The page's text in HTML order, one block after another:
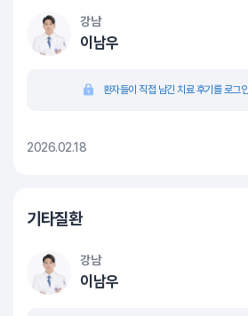
강남
이남우
환자들이 직접 남긴 치료 후기를 로그
2026.02.18
기타질환
강남
이남우